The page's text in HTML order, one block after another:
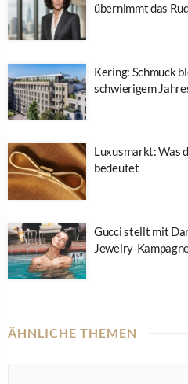
übernimmt das
Kering: Schmuck
schwierigem
Luxusmarkt: Was
bedeutet
Gucci stellt mit
Jewelry-
ÄHNLICHE THEMEN